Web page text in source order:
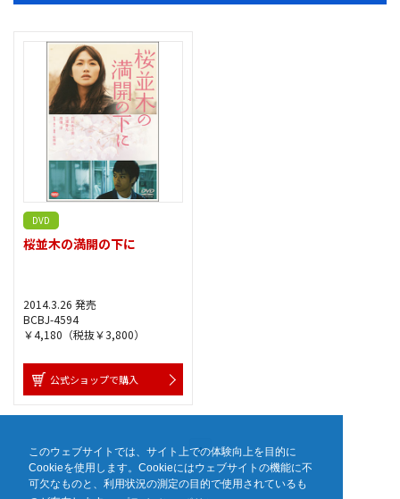
このウェブサイトでは、サイト上での体験向上を目的に
Cookieを使用します。Cookieにはウェブサイトの機能に不
可欠なものと、利用状況の測定の目的で使用されているも
DVD
桜並木の満開の下に
2014.3.26 発売
BCBJ-4594
￥4,180（税抜￥3,800）
公式ショップで購入
1